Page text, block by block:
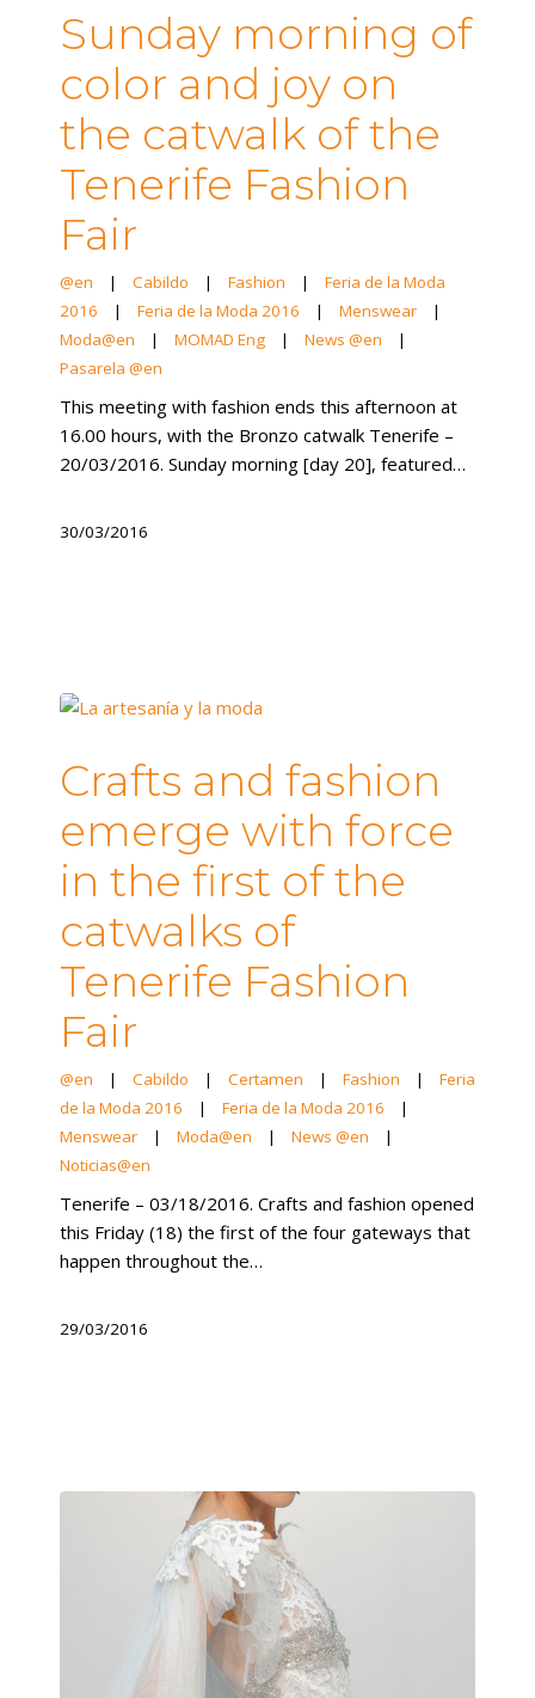
Sunday morning of
color and joy on
the catwalk of the
Tenerife Fashion
Fair
@en | Cabildo | Fashion |
Feria de la Moda
2016
| Feria de la Moda 2016 | Menswear
|
Moda@en
| MOMAD Eng | News @en
|
Pasarela @en
This meeting with fashion ends this afternoon at
16.00 hours, with the Bronzo catwalk Tenerife –
20/03/2016. Sunday morning [day 20], featured…
30/03/2016
Crafts and fashion
emerge with force
in the first of the
catwalks of
Tenerife Fashion
Fair
@en | Cabildo | Certamen | Fashion |
Feria
de la Moda 2016
| Feria de la Moda 2016
|
Menswear
| Moda@en | News @en
|
Noticias@en
Tenerife – 03/18/2016. Crafts and fashion opened
this Friday (18) the first of the four gateways that
happen throughout the…
29/03/2016